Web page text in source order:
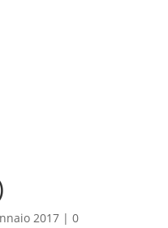
2017| 0